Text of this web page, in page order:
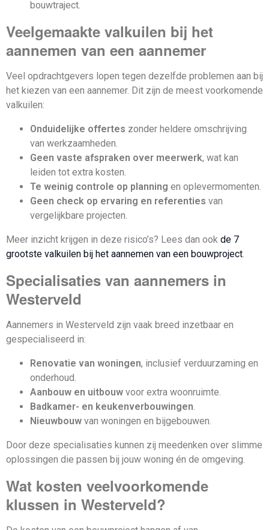
bouwtraject.
Veelgemaakte valkuilen bij het
aannemen van een aannemer
Veel opdrachtgevers lopen tegen dezelfde problemen aan bij
het kiezen van een aannemer. Dit zijn de meest voorkomende
valkuilen:
Onduidelijke offertes zonder heldere omschrijving
van werkzaamheden.
Geen vaste afspraken over meerwerk, wat kan
leiden tot extra kosten.
Te weinig controle op planning en oplevermomenten.
Geen check op ervaring en referenties van
vergelijkbare projecten.
Meer inzicht krijgen in deze risico’s? Lees dan ook de 7
grootste valkuilen bij het aannemen van een bouwproject.
Specialisaties van aannemers in
Westerveld
Aannemers in Westerveld zijn vaak breed inzetbaar en
gespecialiseerd in:
Renovatie van woningen, inclusief verduurzaming en
onderhoud.
Aanbouw en uitbouw voor extra woonruimte.
Badkamer- en keukenverbouwingen.
Nieuwbouw van woningen en bijgebouwen.
Door deze specialisaties kunnen zij meedenken over slimme
oplossingen die passen bij jouw woning én de omgeving.
Wat kosten veelvoorkomende
klussen in Westerveld?